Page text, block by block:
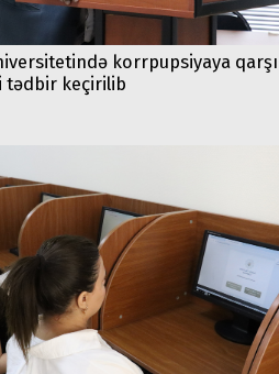
korrpupsiyaya qarşı
tədbir keçirilib